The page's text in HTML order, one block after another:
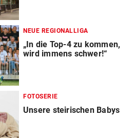
NEUE REGIONALLIGA
„In die Top-4 zu kommen,
wird immens schwer!“
FOTOSERIE
Unsere steirischen Babys